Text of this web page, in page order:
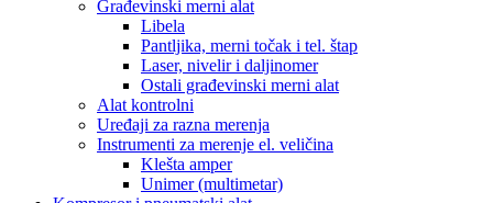
Građevinski merni alat
Libela
Pantljika, merni točak i tel. štap
Laser, nivelir i daljinomer
Ostali građevinski merni alat
Alat kontrolni
Uređaji za razna merenja
Instrumenti za merenje el. veličina
Klešta amper
Unimer (multimetar)